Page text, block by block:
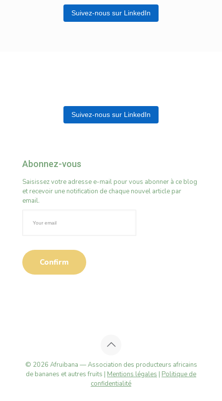
Suivez-nous sur LinkedIn
Suivez-nous sur LinkedIn
Abonnez-vous
Saisissez votre adresse e-mail pour vous abonner à ce blog
et recevoir une notification de chaque nouvel article par
email.
© 2026 Afruibana — Association des producteurs africains
de bananes et autres fruits | Mentions légales | Politique de
confidentialité